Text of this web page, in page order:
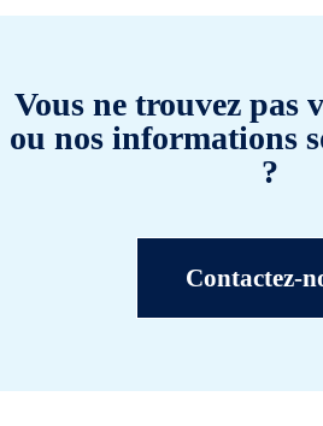
Vous ne trouvez pas
ou nos informations
?
Contactez-